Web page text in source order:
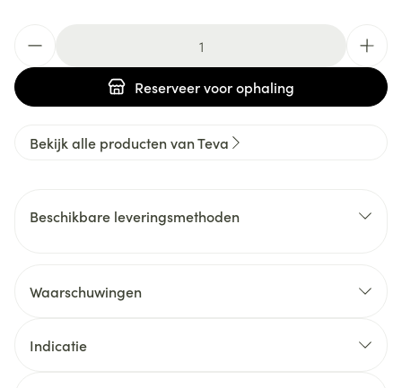
Reserveervoor ophaling
Bekijk alle producten van Teva
Beschikbare leveringsmethoden
Waarschuwingen
Indicatie